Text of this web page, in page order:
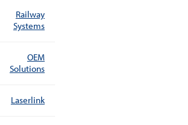
Railway
Systems
OEM
Solutions
Laserlink